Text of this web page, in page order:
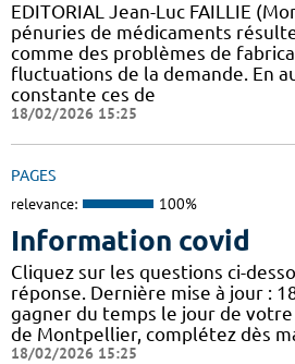
EDITORIAL Jean-Luc FAILLIE
pénuries de médicaments
comme des problèmes de
fluctuations de la demande. En
constante ces de
18/02/2026 15:25
PAGES
relevance: 100%
Information covid
Cliquez sur les questions ci-
réponse. Dernière mise à jour :
gagner du temps le jour de votre
de Montpellier, complétez dès
18/02/2026 15:25